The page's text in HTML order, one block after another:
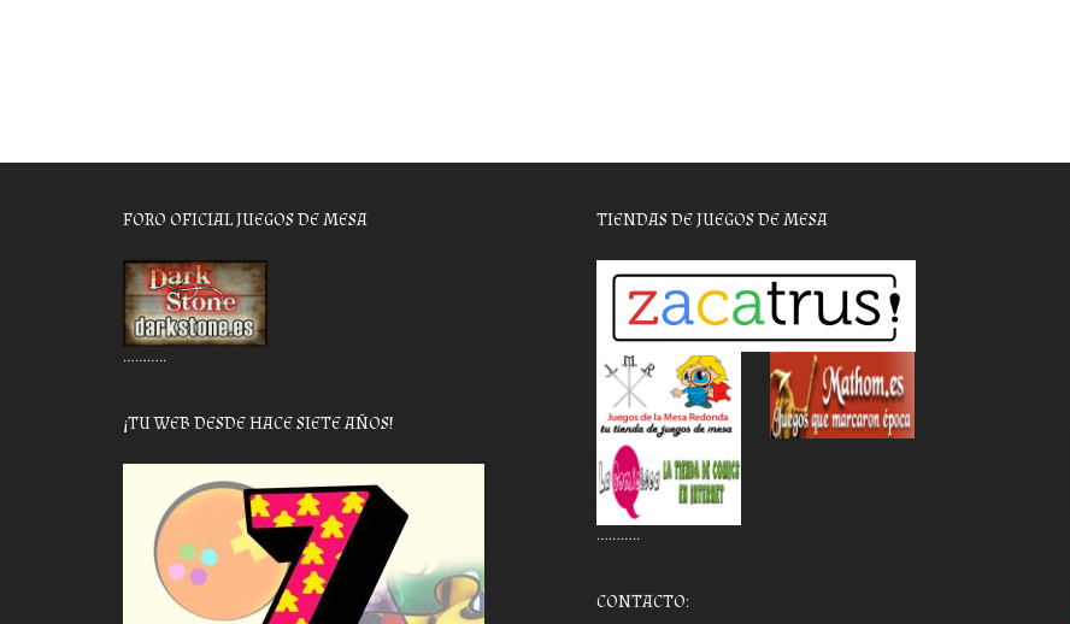
FORO OFICIAL JUEGOS DE MESA
………..
¡TU WEB DESDE HACE SIETE AÑOS!
TIENDAS DE JUEGOS DE MESA
………..
CONTACTO: